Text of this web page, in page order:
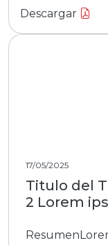
Descargar
17/05/2025
Titulo del
2 Lorem